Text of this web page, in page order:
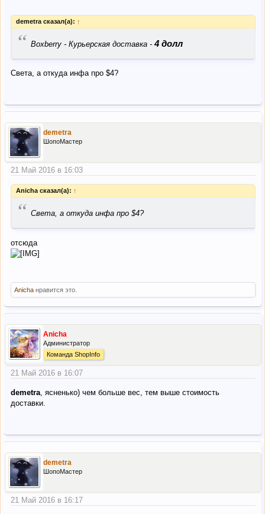
demetra сказал(а): ↑
“ Boxberry - Курьерская доставка -4 долл
Света, а откуда инфа про $4?
demetra
ШопоМастер
21 Май 2016 в 16:03
Anicha сказал(а): ↑
“ Света, а откуда инфа про $4?
отсюда
Anicha нравится это.
Anicha
Администратор
Команда ShopInfo
21 Май 2016 в 16:07
demetra , ясненько) чем больше вес, тем выше стоимость
доставки.
demetra
ШопоМастер
21 Май 2016 в 16:17